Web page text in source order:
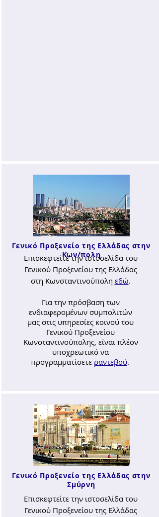
Γενικό Προξενείο της Ελλάδας στην
Κων/πολη
Επισκεφτείτε την ιστοσελίδα του
Γενικού Προξενείου της Ελλάδας
στη Κωνσταντινούπολη εδώ.
Για την πρόσβαση των
ενδιαφερομένων συμπολιτών
μας στις υπηρεσίες κοινού του
Γενικού Προξενείου
Κωνσταντινούπολης, είναι πλέον
υποχρεωτικό να
προγραμματίσετε ραντεβού.
Γενικό Προξενείο της Ελλάδας στην
Σμύρνη
Επισκεφτείτε την ιστοσελίδα του
Γενικού Προξενείου της Ελλάδας